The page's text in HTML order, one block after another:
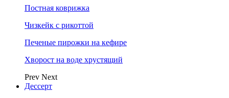
Постная коврижка
Чизкейк с рикоттой
Печеные пирожки на кефире
Хворост на воде хрустящий
Prev Next
Дессерт